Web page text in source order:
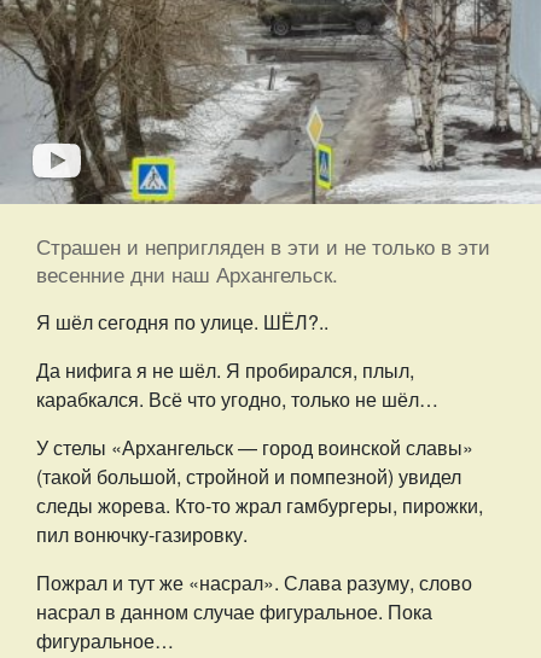
Страшен и непригляден в эти и не только в эти
весенние дни наш Архангельск.
Я шёл сегодня по улице. ШЁЛ?..
Да нифига я не шёл. Я пробирался, плыл,
карабкался. Всё что угодно, только не шёл…
У стелы «Архангельск — город воинской славы»
(такой большой, стройной и помпезной) увидел
следы жорева. Кто-то жрал гамбургеры, пирожки,
пил вонючку-газировку.
Пожрал и тут же «насрал». Слава разуму, слово
насрал в данном случае фигуральное. Пока
фигуральное…